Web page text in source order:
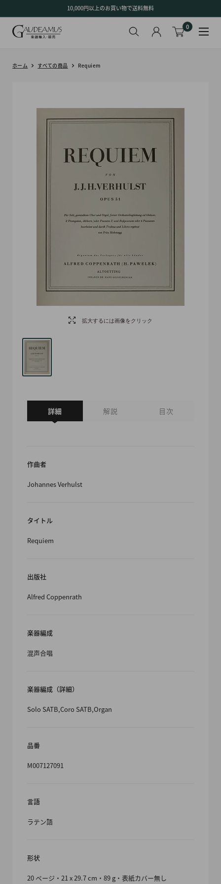
ン
10,000円以上のお買い物で送料無料
0
ホーム すべての商品 Requiem
拡大するには画像をクリック
詳細 解説 目次
作曲者
Johannes Verhulst
タイトル
Requiem
出版社
Alfred Coppenrath
楽器編成
混声合唱
楽器編成（詳細）
Solo SATB,Coro SATB,Organ
品番
M007127091
言語
ラテン語
形状
20 ページ・21 x 29.7 cm・89 g・表紙カバー無し